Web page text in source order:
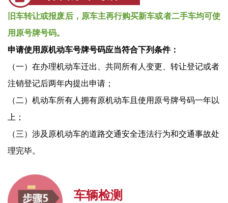
旧车转让或报废后，原车主再行购买新车或者二手车均可使
用原号牌号码。
申请使用原机动车号牌号码应当符合下列条件：
（一）在办理机动车迁出、共同所有人变更、转让登记或者
注销登记后两年内提出申请；
（二）机动车所有人拥有原机动车且使用原号牌号码一年以
上；
（三）涉及原机动车的道路交通安全违法行为和交通事故处
理完毕。
车辆检测